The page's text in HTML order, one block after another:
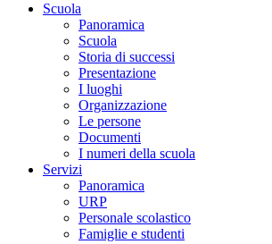
Scuola
Panoramica
Scuola
Storia di successi
Presentazione
I luoghi
Organizzazione
Le persone
Documenti
I numeri della scuola
Servizi
Panoramica
URP
Personale scolastico
Famiglie e studenti